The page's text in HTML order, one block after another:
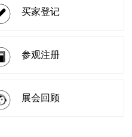
买家登记
参观注册
展会回顾